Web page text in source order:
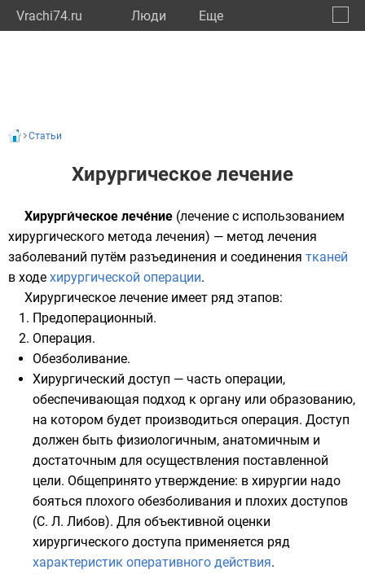
Vrachi74.ru Люди Eще
Статьи
Хирургическое лечение
Хирурги́ческое лече́ние (лечение с использованием
хирургического метода лечения) — метод лечения
заболеваний путём разъединения и соединения тканей
в ходе хирургической операции.
Хирургическое лечение имеет ряд этапов:
Предоперационный.
Операция.
Обезболивание.
Хирургический доступ — часть операции,
обеспечивающая подход к органу или образованию,
на котором будет производиться операция. Доступ
должен быть физиологичным, анатомичным и
достаточным для осуществления поставленной
цели. Общепринято утверждение: в хирургии надо
бояться плохого обезболивания и плохих доступов
(С. Л. Либов). Для объективной оценки
хирургического доступа применяется ряд
характеристик оперативного действия.